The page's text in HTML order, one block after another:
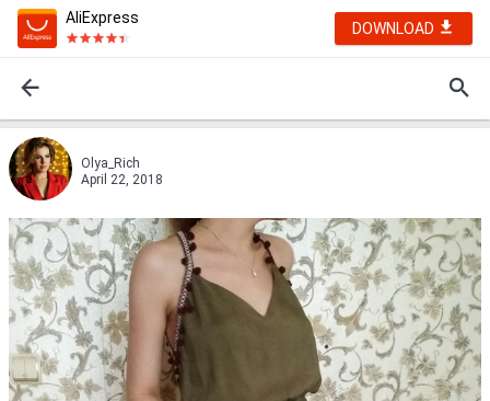
AliExpress
DOWNLOAD
Olya_Rich
April 22, 2018